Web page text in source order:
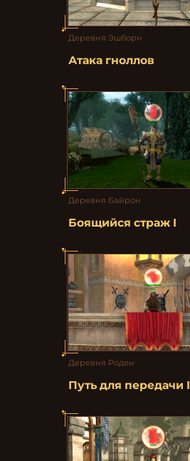
Деревня Эшборн
Атака гноллов
Деревня Байрон
Боящийся страж I
Деревня Роден
Путь для передачи I